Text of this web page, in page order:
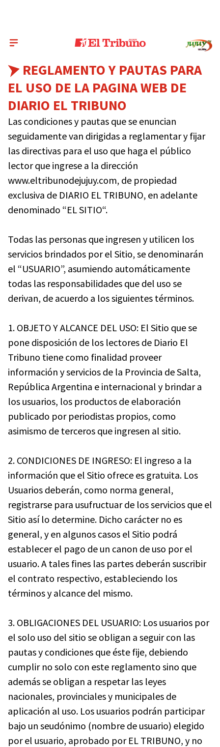
REGLAMENTO Y PAUTAS PARA
EL USO DE LA PAGINA WEB DE
DIARIO EL TRIBUNO
Las condiciones y pautas que se enuncian
seguidamente van dirigidas a reglamentar y fijar
las directivas para el uso que haga el público
lector que ingrese a la dirección
www.eltribunodejujuy.com, de propiedad
exclusiva de DIARIO EL TRIBUNO, en adelante
denominado “EL SITIO“.
Todas las personas que ingresen y utilicen los
servicios brindados por el Sitio, se denominarán
el “USUARIO”, asumiendo automáticamente
todas las responsabilidades que del uso se
derivan, de acuerdo a los siguientes términos.
1. OBJETO Y ALCANCE DEL USO: El Sitio que se
pone disposición de los lectores de Diario El
Tribuno tiene como finalidad proveer
información y servicios de la Provincia de Salta,
República Argentina e internacional y brindar a
los usuarios, los productos de elaboración
publicado por periodistas propios, como
asimismo de terceros que ingresen al sitio.
2. CONDICIONES DE INGRESO: El ingreso a la
información que el Sitio ofrece es gratuita. Los
Usuarios deberán, como norma general,
registrarse para usufructuar de los servicios que el
Sitio así lo determine. Dicho carácter no es
general, y en algunos casos el Sitio podrá
establecer el pago de un canon de uso por el
usuario. A tales fines las partes deberán suscribir
el contrato respectivo, estableciendo los
términos y alcance del mismo.
3. OBLIGACIONES DEL USUARIO: Los usuarios por
el solo uso del sitio se obligan a seguir con las
pautas y condiciones que éste fije, debiendo
cumplir no solo con este reglamento sino que
además se obligan a respetar las leyes
nacionales, provinciales y municipales de
aplicación al uso. Los usuarios podrán participar
bajo un seudónimo (nombre de usuario) elegido
por el usuario, aprobado por EL TRIBUNO, y no